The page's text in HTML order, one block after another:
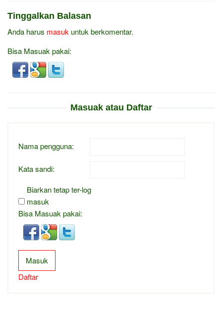
Tinggalkan Balasan
Anda harus masuk untuk berkomentar.
Bisa Masuak pakai:
Masuak atau Daftar
Nama pengguna:
Kata sandi:
Biarkan tetap ter-log
masuk
Bisa Masuak pakai:
Masuk
Daftar